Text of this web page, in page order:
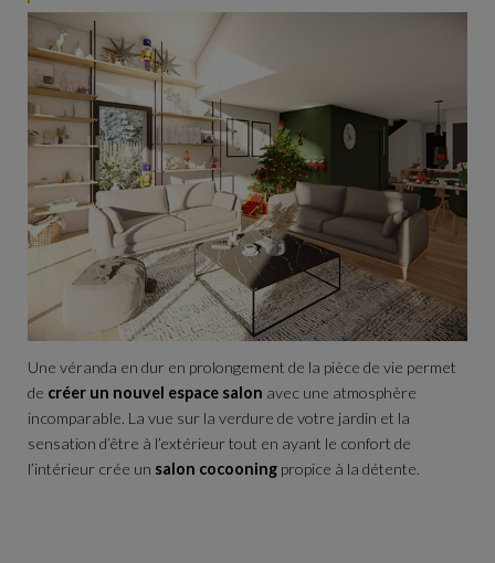
Une véranda en dur en prolongement de la pièce de vie permet
de créer un nouvel espace salon avec une atmosphère
incomparable. La vue sur la verdure de votre jardin et la
sensation d’être à l’extérieur tout en ayant le confort de
l’intérieur crée un salon cocooning propice à la détente.